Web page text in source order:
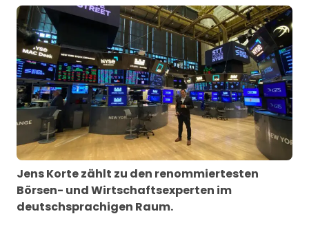
Jens Korte zählt zu den renommiertesten
Börsen- und Wirtschaftsexperten im
deutschsprachigen Raum.